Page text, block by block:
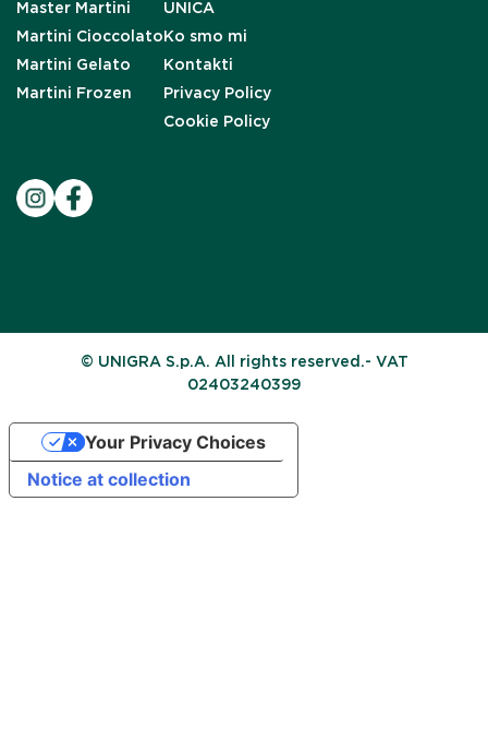
Master Martini
Martini Cioccolato
Martini Gelato
Martini Frozen
UNICA
Ko smo mi
Kontakti
Privacy Policy
Cookie Policy
© UNIGRA S.p.A. All rights reserved.- VAT
02403240399
Notice at collection
Your Privacy Choices